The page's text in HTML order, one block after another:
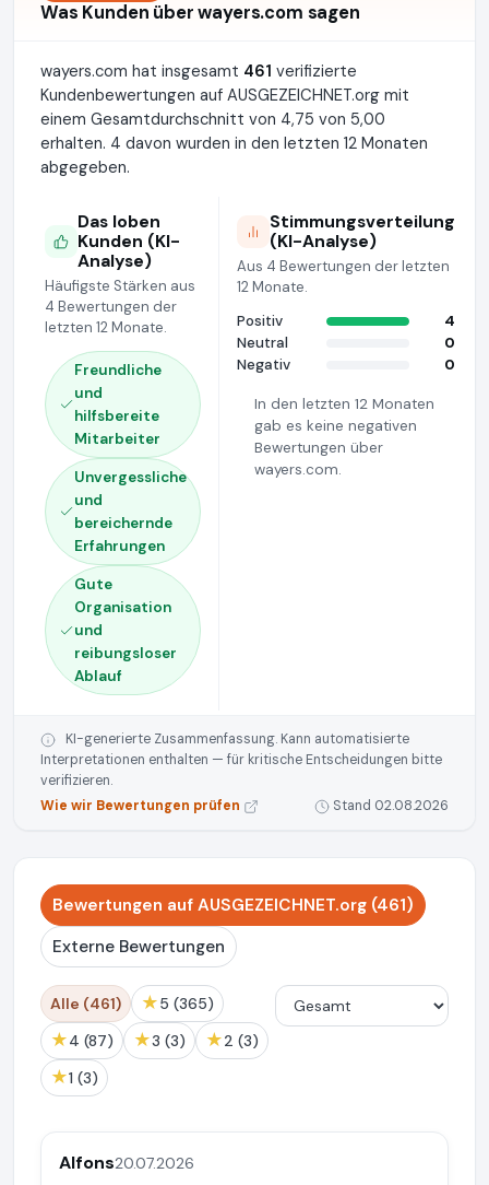
Was Kunden über wayers.com sagen
wayers.com hat insgesamt 461 verifizierte
Kundenbewertungen auf AUSGEZEICHNET.org mit
einem Gesamtdurchschnitt von 4,75 von 5,00
erhalten. 4 davon wurden in den letzten 12 Monaten
abgegeben.
Das loben
Kunden (KI-
Analyse)
Häufigste Stärken aus
4 Bewertungen der
letzten 12 Monate.
Freundliche
und
hilfsbereite
Mitarbeiter
Unvergessliche
und
bereichernde
Erfahrungen
Gute
Organisation
und
reibungsloser
Ablauf
Stimmungsverteilung
(KI-Analyse)
Aus 4 Bewertungen der letzten
12 Monate.
Positiv
4
Neutral
0
Negativ
0
In den letzten 12 Monaten
gab es keine negativen
Bewertungen über
wayers.com.
KI-generierte Zusammenfassung. Kann automatisierte
Interpretationen enthalten — für kritische Entscheidungen bitte
verifizieren.
Wie wir Bewertungen prüfen
Stand 02.08.2026
Bewertungen auf AUSGEZEICHNET.org (461)
Externe Bewertungen
Alle (461) ★ 5 (365)
★ 4 (87) ★ 3 (3) ★ 2 (3)
★ 1 (3)
Alfons20.07.2026